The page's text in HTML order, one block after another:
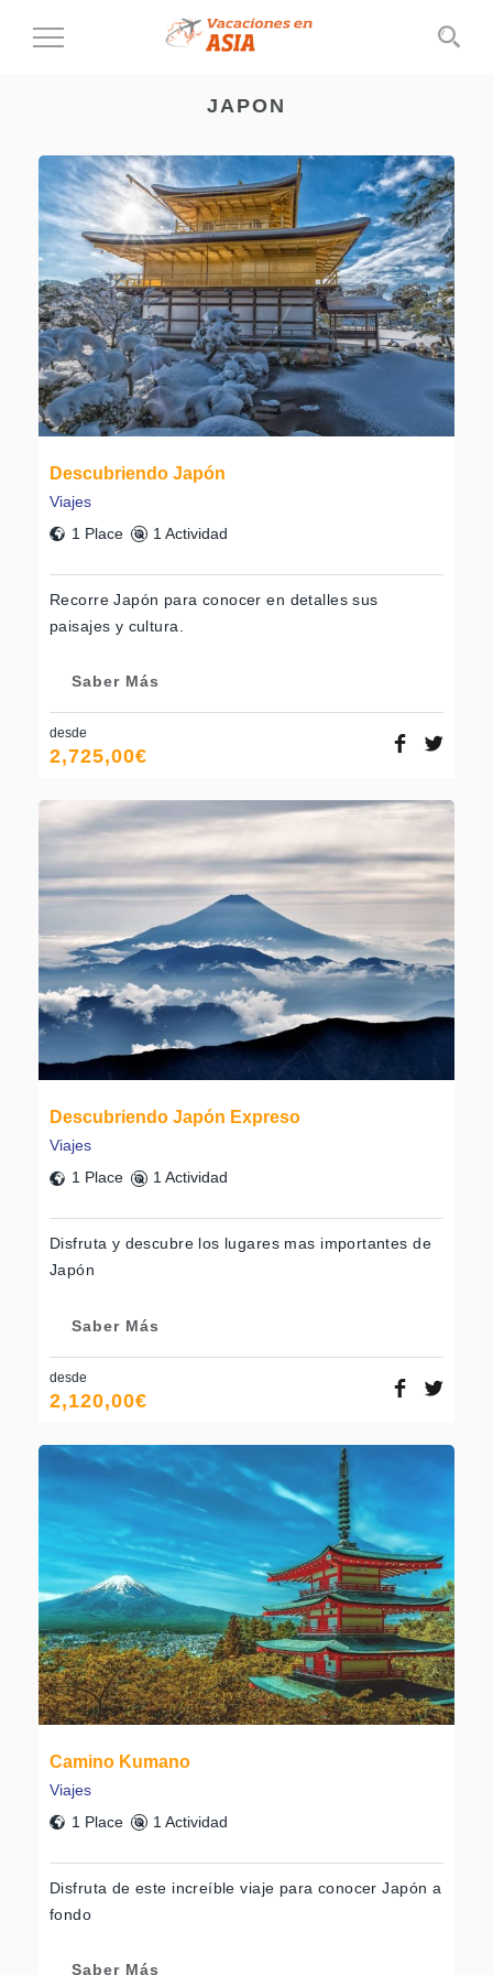
Cambiar
JAPON
Descubriendo Japón
Viajes
1 Place
1 Actividad
Recorre Japón para conocer en detalles sus
paisajes y cultura.
Saber Más
desde
2,725,00€
Descubriendo Japón Expreso
Viajes
1 Place
1 Actividad
Disfruta y descubre los lugares mas importantes de
Japón
Saber Más
desde
2,120,00€
Camino Kumano
Viajes
1 Place
1 Actividad
Disfruta de este increíble viaje para conocer Japón a
fondo
Saber Más